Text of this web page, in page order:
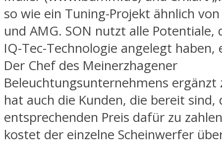
so wie ein Tuning-Projekt ähnlich
und AMG. SON nutzt alle Potentiale,
IQ-Tec-Technologie angelegt haben,
Der Chef des Meinerzhagener
Beleuchtungsunternehmens ergänzt
hat auch die Kunden, die bereit sind,
entsprechenden Preis dafür zu
kostet der einzelne Scheinwerfer